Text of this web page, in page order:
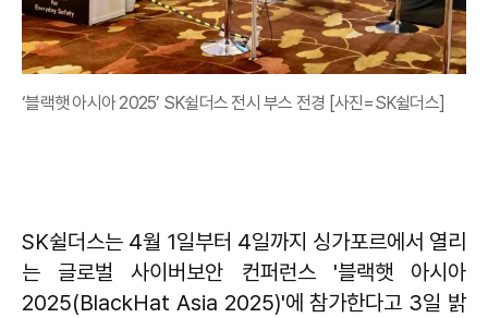
‘블랙햇 아시아 2025’ SK쉴더스 전시 부스 전경 [사진=SK쉴더스]
SK쉴더스는 4월 1일부터 4일까지 싱가포르에서 열리
는 글로벌 사이버보안 컨퍼런스 '블랙햇 아시아
2025(BlackHat Asia 2025)'에 참가한다고 3일 밝